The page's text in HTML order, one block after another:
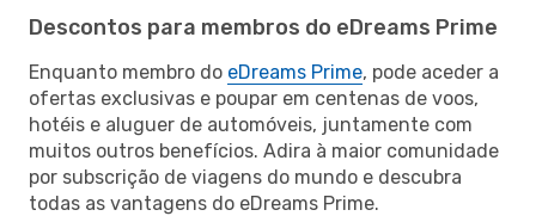
Descontos para membros do eDreams Prime
Enquanto membro do eDreams Prime, pode aceder a
ofertas exclusivas e poupar em centenas de voos,
hotéis e aluguer de automóveis, juntamente com
muitos outros benefícios. Adira à maior comunidade
por subscrição de viagens do mundo e descubra
todas as vantagens do eDreams Prime.